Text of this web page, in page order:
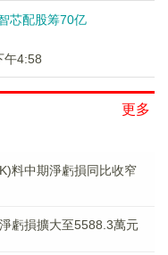
芯配股筹70亿
午4:58
更多
料中期淨虧損同比收窄
虧損擴大至5588.3萬元